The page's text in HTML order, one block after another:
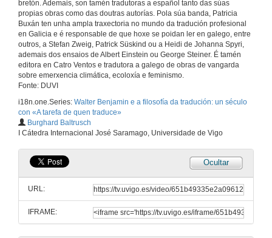
bretón. Ademais, son tamén tradutoras a español tanto das súas
propias obras como das doutras autorías. Pola súa banda, Patricia
Buxán ten unha ampla traxectoria no mundo da tradución profesional
en Galicia e é responsable de que hoxe se poidan ler en galego, entre
outros, a Stefan Zweig, Patrick Süskind ou a Heidi de Johanna Spyri,
ademais dos ensaios de Albert Einstein ou George Steiner. É tamén
editora en Catro Ventos e tradutora a galego de obras de vangarda
sobre emerxencia climática, ecoloxía e feminismo.
Fonte: DUVI
i18n.one.Series: Walter Benjamin e a filosofía da tradución: un século
con «A tarefa de quen traduce»
Burghard Baltrusch
I Cátedra Internacional José Saramago, Universidade de Vigo
Ocultar
URL:
IFRAME: